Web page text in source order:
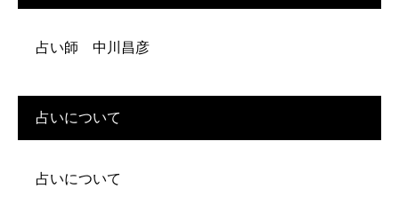
占い師 中川昌彦
占いについて
占いについて